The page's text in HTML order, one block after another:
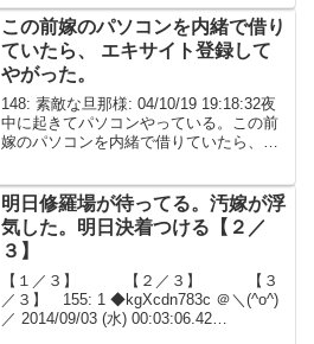
この前嫁のパソコンを内緒で借り
ていたら、 エキサイト登録して
やがった。
148: 素敵な旦那様: 04/10/19 19:18:32夜
中に起きてパソコンやっている。この前
嫁のパソコンを内緒で借りていたら、エ
かどうか不明。自己紹介が『誰か満た...
明日修羅場が待ってる。汚嫁が浮
気した。明日決着つける【２／
３】
【１／３】 【２／３】 【３
／３】 155: 1 ◆kgXcdn783c ＠＼(^o^)
／ 2014/09/03 (水) 00:03:06.42